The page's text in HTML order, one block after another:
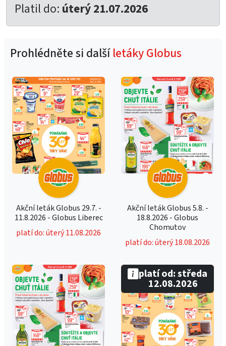
Platil do: úterý 21.07.2026
Prohlédněte si dalšíletáky Globus
Akční leták Globus 29.7. -
11.8.2026 - Globus Liberec
platí do: úterý 11.08.2026
Akční leták Globus 5.8. -
18.8.2026 - Globus
Chomutov
platí do: úterý 18.08.2026
platí od: středa
12.08.2026